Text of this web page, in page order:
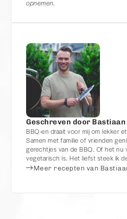
opnemen.
Geschreven door Bastiaan
BBQ-en draait voor mij om lekker
Samen met familie of vrienden
gerechtjes van de BBQ. Of het nu
vegetarisch is. Het liefst steek ik
Meer recepten van